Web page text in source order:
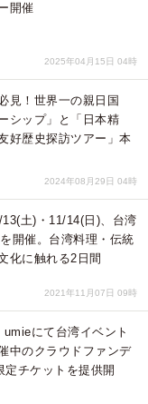
開催
2025年04月15日 04時
見！世界一の親日国
シップ」と「日本精
好歴史探訪ツアー」本
2024年08月29日 04時
土)・11/14(日)、台湾
開催。台湾料理・伝統
化に触れる2日間
2021年11月07日 09時
umieにて台湾イベント
中のクラウドファンデ
定チケットを提供開